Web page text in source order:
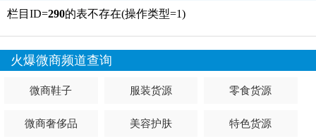
栏目ID=290的表不存在(操作类型=1)
火爆微商频道查询
微商鞋子 服装货源 零食货源
微商奢侈品 美容护肤 特色货源